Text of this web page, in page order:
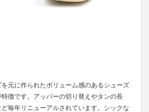
元に作られたボリューム感のあるシューズ
徴です。アッパーの切り替えやタンの長
毎年リニューアルされています。シックな